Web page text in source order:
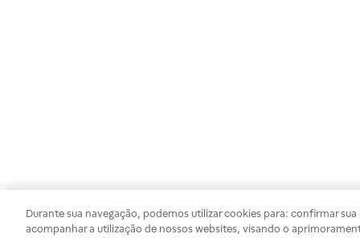
Durante sua navegação, podemos utilizar cookies para: confirmar
acompanhar a utilização de nossos websites, visando o